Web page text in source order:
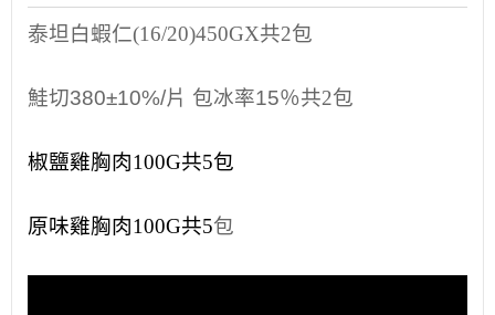
泰坦白蝦仁(16/20)450GX共2包
鮭切380±10%/片 包冰率15％共2包
椒鹽雞胸肉100G共5包
原味雞胸肉100G共5包